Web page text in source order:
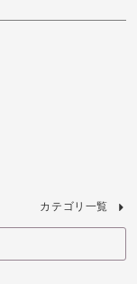
カテゴリ一覧